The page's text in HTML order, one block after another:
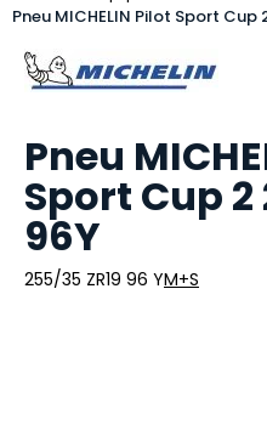
Pneu MICHELIN Pilot Sport Cup
Marque
Pneu
Sport Cup 2
96Y
255/35 ZR19 96 YM+S